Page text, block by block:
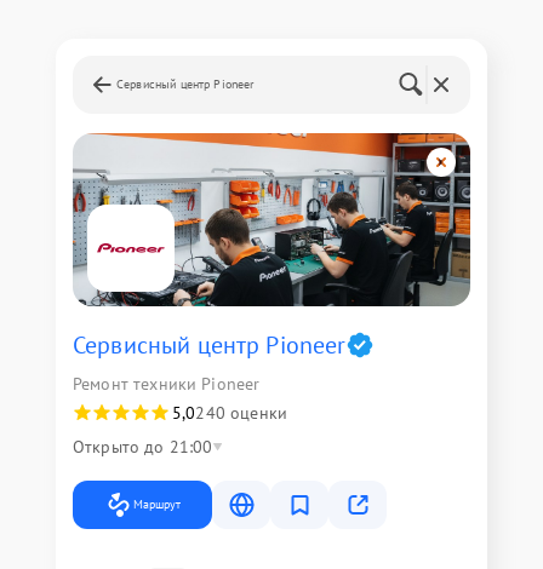
Сервисный центр Pioneer
Сервисный центр Pioneer
Ремонт техники Pioneer
5,0240 оценки
Открыто до 21:00
Маршрут